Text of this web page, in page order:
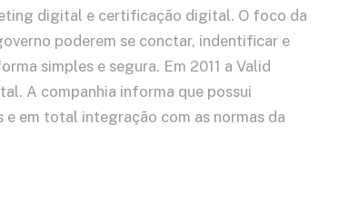
digital e certificação digital. O foco da
poderem se conctar, indentificar e
simples e segura. Em 2011 a Valid
A companhia informa que possui
em total integração com as normas da